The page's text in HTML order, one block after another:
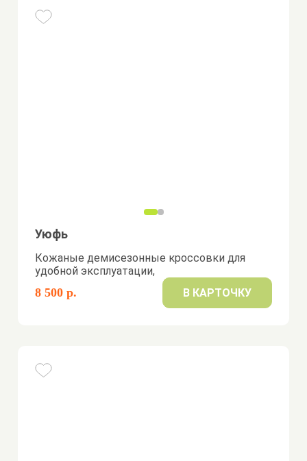
Уюфь
Кожаные демисезонные кроссовки для
удобной эксплуатации,
8 500 р. В КАРТОЧКУ